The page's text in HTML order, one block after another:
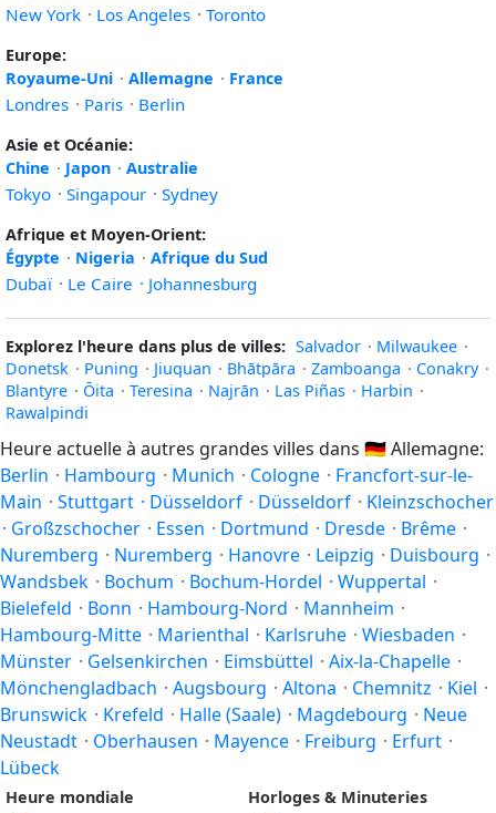
New York · Los Angeles · Toronto
Europe:
Royaume-Uni · Allemagne · France
Londres · Paris · Berlin
Asie et Océanie:
Chine · Japon · Australie
Tokyo · Singapour · Sydney
Afrique et Moyen-Orient:
Égypte · Nigeria · Afrique du Sud
Dubaï · Le Caire · Johannesburg
Explorez l'heure dans plus de villes: Salvador · Milwaukee ·
Donetsk · Puning · Jiuquan · Bhātpāra · Zamboanga · Conakry ·
Blantyre · Ōita · Teresina · Najrān · Las Piñas · Harbin ·
Rawalpindi
Heure actuelle à autres grandes villes dans 🇩🇪Allemagne:
Berlin · Hambourg · Munich · Cologne · Francfort-sur-le-
Main · Stuttgart · Düsseldorf · Düsseldorf · Kleinzschocher
· Großzschocher · Essen · Dortmund · Dresde · Brême ·
Nuremberg · Nuremberg · Hanovre · Leipzig · Duisbourg ·
Wandsbek · Bochum · Bochum-Hordel · Wuppertal ·
Bielefeld · Bonn · Hambourg-Nord · Mannheim ·
Hambourg-Mitte · Marienthal · Karlsruhe · Wiesbaden ·
Münster · Gelsenkirchen · Eimsbüttel · Aix-la-Chapelle ·
Mönchengladbach · Augsbourg · Altona · Chemnitz · Kiel ·
Brunswick · Krefeld · Halle (Saale) · Magdebourg · Neue
Neustadt · Oberhausen · Mayence · Freiburg · Erfurt ·
Lübeck
Heure mondiale
Horloges & Minuteries